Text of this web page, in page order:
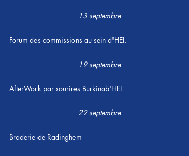
13 septembre
Forum des commissions au sein d'HEI.
19 septembre
AfterWork par sourires Burkinab'HEI
22 septembre
Braderie de Radinghem